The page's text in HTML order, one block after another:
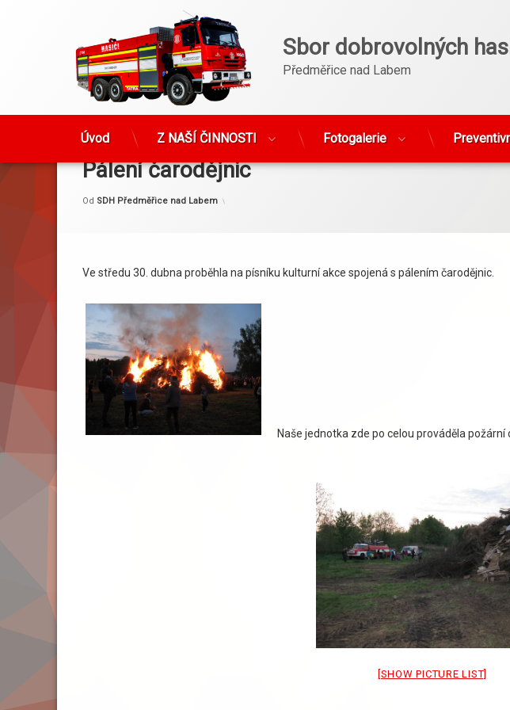
webu
Sbor dobrovolných
Předměřice nad Labem
Úvod Z NAŠÍ ČINNOSTI Fotogalerie
Pálení čarodějnic
Publikováno1. 5. 2014
Aktualizováno 23. 5. 2014
Od SDH Předměřice nad Labem
Ve středu 30. dubna proběhla na písníku kulturní akce spojená s pálením čarodějnic.
Naše jednotka zde po celou prováděla
[SHOW PICTURE LIST]